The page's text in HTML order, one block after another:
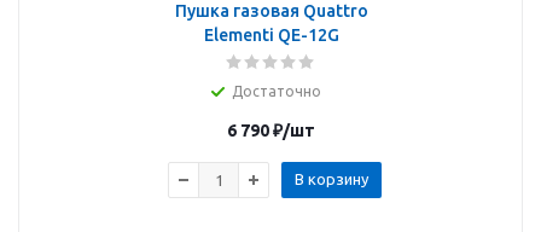
Пушка газовая Quattro
Elementi QE-12G
Достаточно
6 790₽/шт
В корзину